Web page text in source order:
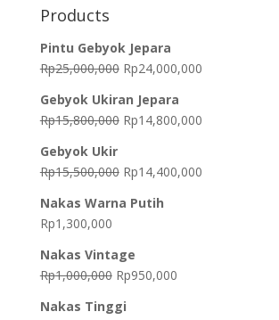
Products
Pintu Gebyok Jepara
Rp25,000,000 Original
was:
Rp25,000,000.
Rp24,000,000Current
Rp24,000,000.
Gebyok Ukiran Jepara
Rp15,800,000 Original
Rp15,800,000.
Rp14,800,000Current
Rp14,800,000.
Gebyok Ukir
Rp15,500,000 Original
was:
Rp14,400,000Current
Nakas Warna Putih
Rp1,300,000
Nakas Vintage
Rp1,000,000 Original
was:
Rp950,000Current
Nakas Tinggi